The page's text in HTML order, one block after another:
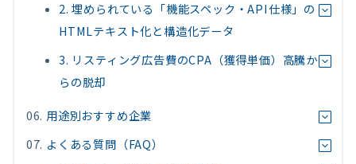
2. 埋められている「機能スペック・API仕様」の
HTMLテキスト化と構造化データ
3. リスティング広告費のCPA（獲得単価）高騰か
らの脱却
用途別おすすめ企業
よくある質問（FAQ）